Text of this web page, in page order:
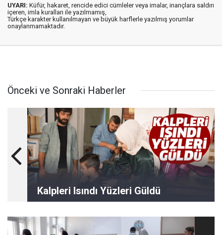
UYARI: Küfür, hakaret, rencide edici cümleler veya imalar, inançlara saldırı
içeren, imla kuralları ile yazılmamış,
Türkçe karakter kullanılmayan ve büyük harflerle yazılmış yorumlar
onaylanmamaktadır.
Önceki ve Sonraki Haberler
Kalpleri Isındı Yüzleri Güldü